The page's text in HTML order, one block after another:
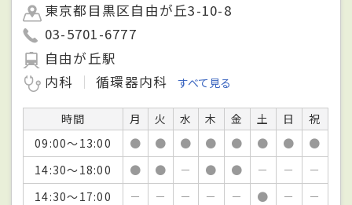
東京都目黒区自由が丘3-10-8
03-5701-6777
自由が丘駅
内科
循環器内科 すべて見る
時間 月 火 水 木 金 土 日
祝
09:00～13:00
● ● ● ● ● ● ●
●
14:30～18:00
● ● － ● ● － －
－
14:30～17:00
－ － － － － ● －
－